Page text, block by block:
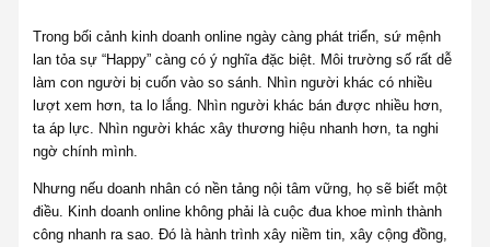
Trong bối cảnh kinh doanh online ngày càng phát triển, sứ mệnh
lan tỏa sự “Happy” càng có ý nghĩa đặc biệt. Môi trường số rất dễ
làm con người bị cuốn vào so sánh. Nhìn người khác có nhiều
lượt xem hơn, ta lo lắng. Nhìn người khác bán được nhiều hơn,
ta áp lực. Nhìn người khác xây thương hiệu nhanh hơn, ta nghi
ngờ chính mình.
Nhưng nếu doanh nhân có nền tảng nội tâm vững, họ sẽ biết một
điều. Kinh doanh online không phải là cuộc đua khoe mình thành
công nhanh ra sao. Đó là hành trình xây niềm tin, xây cộng đồng,